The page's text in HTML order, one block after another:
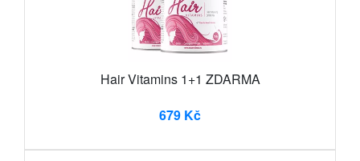
Hair Vitamins 1+1 ZDARMA
679 Kč